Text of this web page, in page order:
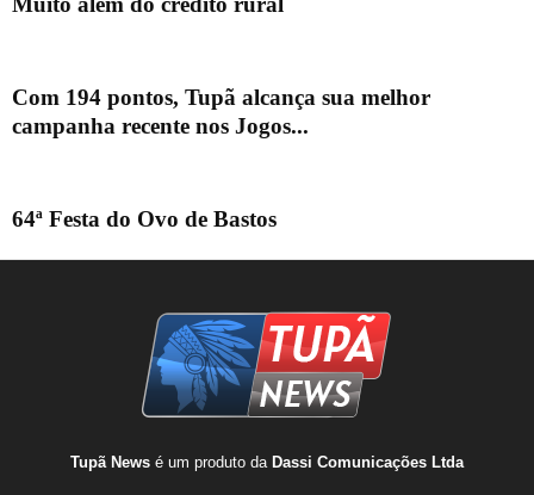
Com 194 pontos, Tupã alcança sua melhor
campanha recente nos Jogos...
64ª Festa do Ovo de Bastos
Tupã News é um produto da Dassi Comunicações Ltda